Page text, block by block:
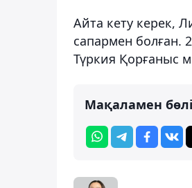
Айта кету керек,
сапармен болған.
Түркия Қорғаныс
Мақаламен